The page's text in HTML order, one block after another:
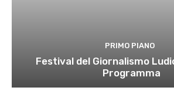
PRIMO PIANO
Festival del Giornalismo
Programma